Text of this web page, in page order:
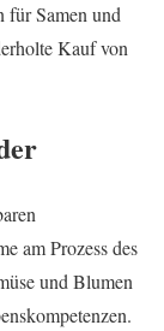
für Samen und
Kauf von
am Prozess des
und Blumen